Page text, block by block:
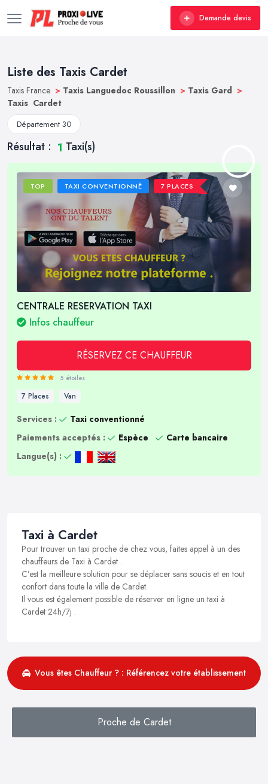
Demande devis
Liste des Taxis Cardet
Taxis France > Taxis Languedoc Roussillon > Taxis Gard >
Taxis Cardet
Département 30
Résultat : 1 Taxi(s)
TOP TAXI CONVENTIONNÉ 7 PLACES
CENTRALE RESERVATION TAXI
Infos chauffeur
RÉSERVEZ CE CHAUFFEUR
5 étoiles
7 Places Van
Services :
Taxi conventionné
Paiements acceptés :
Espèce
Carte bancaire
Langue(s) :
Taxi à Cardet
Pour trouver un taxi proche de chez vous, faites appel à un des
chauffeurs de Taxi à Cardet .
C’est la meilleure solution pour se déplacer sans soucis et en tout
confort dans toute la ville de Cardet.
Il vous est également possible de réserver en ligne un taxi à
Cardet 24h/7j .
Vous êtes Chauffeur ? : Référencez votre établissement
Proche de Cardet